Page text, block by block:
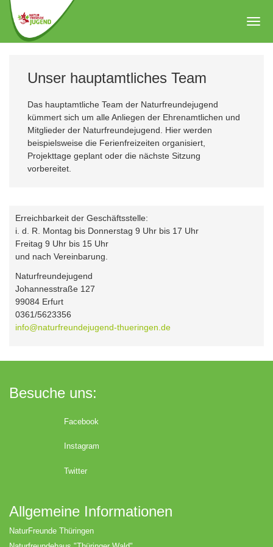
Zum
Hauptinhalt
springen
Unser hauptamtliches Team
Das hauptamtliche Team der Naturfreundejugend
kümmert sich um alle Anliegen der Ehrenamtlichen und
Mitglieder der Naturfreundejugend. Hier werden
beispielsweise die Ferienfreizeiten organisiert,
Projekttage geplant oder die nächste Sitzung
vorbereitet.
Erreichbarkeit der Geschäftsstelle:
i. d. R. Montag bis Donnerstag 9 Uhr bis 17 Uhr
Freitag 9 Uhr bis 15 Uhr
und nach Vereinbarung.
Naturfreundejugend
Johannesstraße 127
99084 Erfurt
0361/5623356
info@naturfreundejugend-thueringen.de
Besuche uns:
Facebook
Instagram
Twitter
Allgemeine Informationen
NaturFreunde Thüringen